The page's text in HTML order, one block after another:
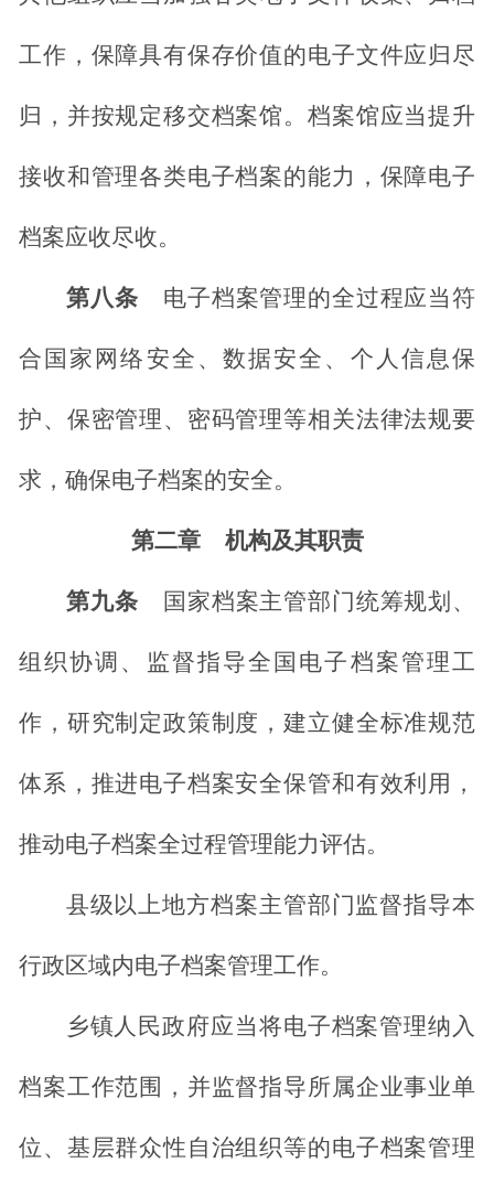
工作，保障具有保存价值的电子文件应归尽
归，并按规定移交档案馆。档案馆应当提升
接收和管理各类电子档案的能力，保障电子
档案应收尽收。
第八条 电子档案管理的全过程应当符
合国家网络安全、数据安全、个人信息保
护、保密管理、密码管理等相关法律法规要
求，确保电子档案的安全。
第二章 机构及其职责
第九条 国家档案主管部门统筹规划、
组织协调、监督指导全国电子档案管理工
作，研究制定政策制度，建立健全标准规范
体系，推进电子档案安全保管和有效利用，
推动电子档案全过程管理能力评估。
县级以上地方档案主管部门监督指导本
行政区域内电子档案管理工作。
乡镇人民政府应当将电子档案管理纳入
档案工作范围，并监督指导所属企业事业单
位、基层群众性自治组织等的电子档案管理